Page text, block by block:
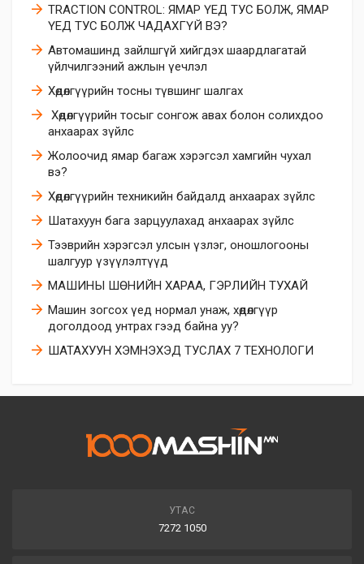
TRACTION CONTROL: ЯМАР ҮЕД ТУС БОЛЖ, ЯМАР
ҮЕД ТУС БОЛЖ ЧАДАХГҮЙ ВЭ?
Автомашинд зайлшгүй хийгдэх шаардлагатай
үйлчилгээний ажлын үечлэл
Хөдөлгүүрийн тосны түвшинг шалгах
​ Хөдөлгүүрийн тосыг сонгож авах болон солихдоо
анхаарах зүйлс
​Жолоочид ямар багаж хэрэгсэл хамгийн чухал
вэ?
Хөдөлгүүрийн техникийн байдалд анхаарах зүйлс
Шатахуун бага зарцуулахад анхаарах зүйлс
Тээврийн хэрэгсэл улсын үзлэг, оношлогооны
шалгуур үзүүлэлтүүд
МАШИНЫ ШӨНИЙН ХАРАА, ГЭРЛИЙН ТУХАЙ
Машин зогсох үед нормал унаж, хөдөлгүүр
доголдоод унтрах гээд байна уу?
ШАТАХУУН ХЭМНЭХЭД ТУСЛАХ 7 ТЕХНОЛОГИ
УТАС
7272 1050